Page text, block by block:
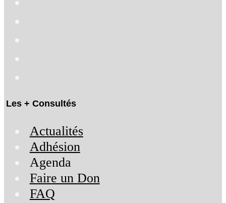
Les + Consultés
Actualités
Adhésion
Agenda
Faire un Don
FAQ